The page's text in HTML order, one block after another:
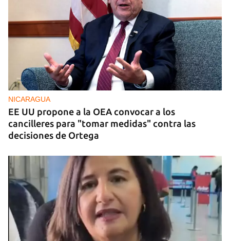
NICARAGUA
EE UU propone a la OEA convocar a los
cancilleres para "tomar medidas" contra las
decisiones de Ortega